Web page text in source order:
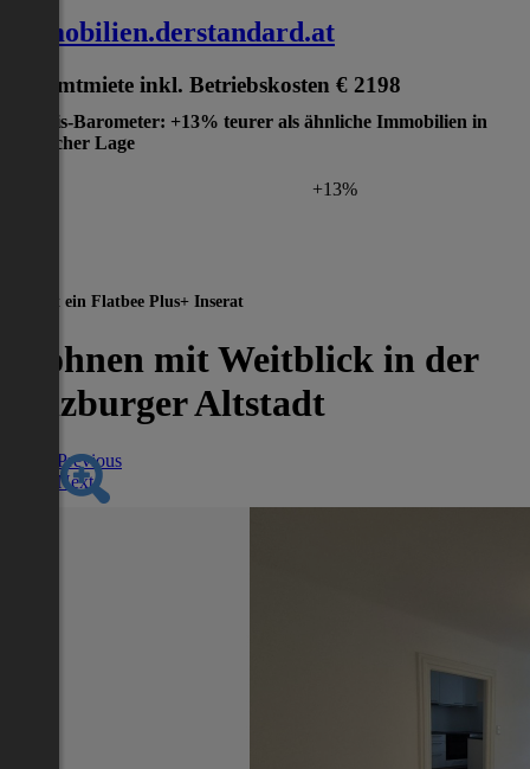
immobilien.derstandard.at
Gesamtmiete inkl. Betriebskosten € 2198
Preis-Barometer: +13% teurer als ähnliche Immobilien in
gleicher Lage
+13%
Dies ist ein Flatbee Plus+ Inserat
Wohnen mit Weitblick in der
Salzburger Altstadt
Previous
Next